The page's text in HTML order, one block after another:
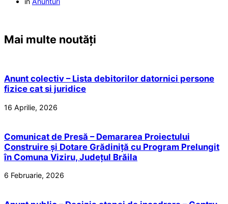
Mai multe noutăți
Anunt colectiv – Lista debitorilor datornici persone
fizice cat si juridice
16 Aprilie, 2026
Comunicat de Presă – Demararea Proiectului
Construire și Dotare Grădiniță cu Program Prelungit
în Comuna Viziru, Județul Brăila
6 Februarie, 2026